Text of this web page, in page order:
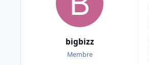
bigbizz
Membre